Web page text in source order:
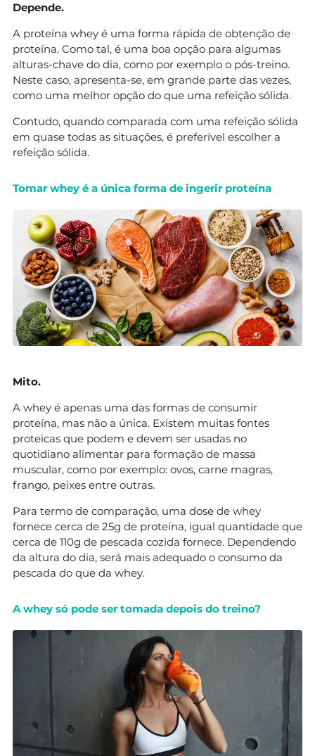
Depende.
A proteína whey é uma forma rápida de obtenção de
proteína. Como tal, é uma boa opção para algumas
alturas-chave do dia, como por exemplo o pós-treino.
Neste caso, apresenta-se, em grande parte das vezes,
como uma melhor opção do que uma refeição sólida.
Contudo, quando comparada com uma refeição sólida
em quase todas as situações, é preferível escolher a
refeição sólida.
Tomar whey é a única forma de ingerir proteína
Mito.
A whey é apenas uma das formas de consumir
proteína, mas não a única. Existem muitas fontes
proteicas que podem e devem ser usadas no
quotidiano alimentar para formação de massa
muscular, como por exemplo: ovos, carne magras,
frango, peixes entre outras.
Para termo de comparação, uma dose de whey
fornece cerca de 25g de proteína, igual quantidade que
cerca de 110g de pescada cozida fornece. Dependendo
da altura do dia, será mais adequado o consumo da
pescada do que da whey.
A whey só pode ser tomada depois do treino?